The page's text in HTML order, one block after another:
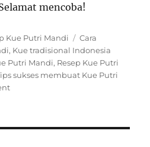
mencoba!
Kue Putri Mandi Tags
Cara
, Kue tradisional Indonesia
Putri Mandi, Resep Kue Putri
sukses membuat Kue Putri
on